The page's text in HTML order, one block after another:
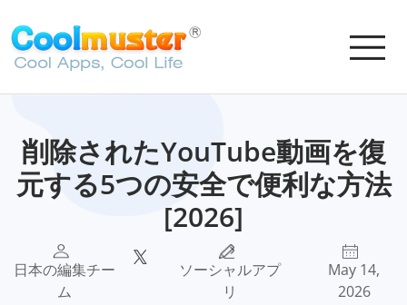
削除されたYouTube動画を復
元する5つの安全で便利な方法
[2026]
日本の編集チー
ム
ソーシャルアプ
リ
May 14,
2026